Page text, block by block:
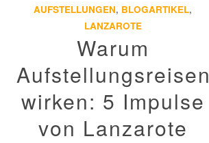
AUFSTELLUNGEN, BLOGARTIKEL,
LANZAROTE
Warum
Aufstellungsreisen
wirken: 5 Impulse
von Lanzarote